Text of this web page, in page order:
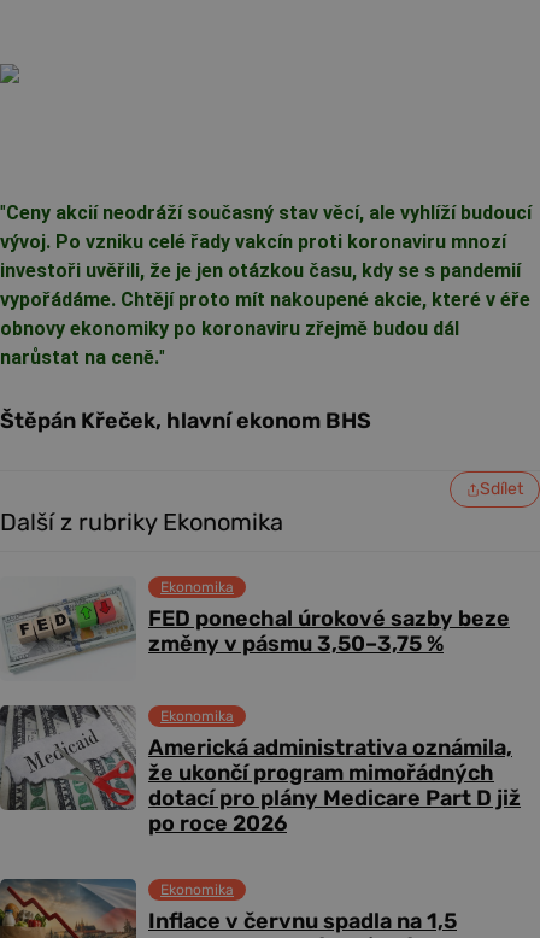
"Ceny akcií neodráží současný stav věcí, ale vyhlíží budoucí
vývoj. Po vzniku celé řady vakcín proti koronaviru mnozí
investoři uvěřili, že je jen otázkou času, kdy se s pandemií
vypořádáme. Chtějí proto mít nakoupené akcie, které v éře
obnovy ekonomiky po koronaviru zřejmě budou dál
narůstat na ceně."
Štěpán Křeček, hlavní ekonom BHS
Sdílet
Další z rubriky Ekonomika
FED ponechal úrokové sazby beze
změny v pásmu 3,50–3,75 %
Ekonomika
Americká administrativa oznámila,
že ukončí program mimořádných
dotací pro plány Medicare Part D již
po roce 2026
Ekonomika
Inflace v červnu spadla na 1,5
Ekonomika